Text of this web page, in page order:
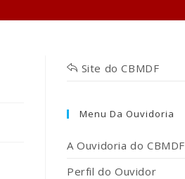
Site do CBMDF
Menu Da Ouvidoria
A Ouvidoria do CBMDF
Perfil do Ouvidor